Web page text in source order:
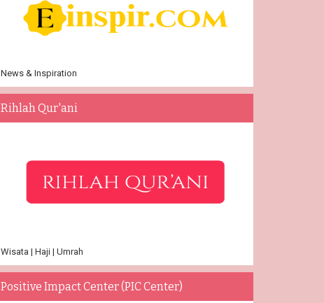
News & Inspiration
Rihlah Qur'ani
Wisata | Haji | Umrah
Positive Impact Center (PIC Center)